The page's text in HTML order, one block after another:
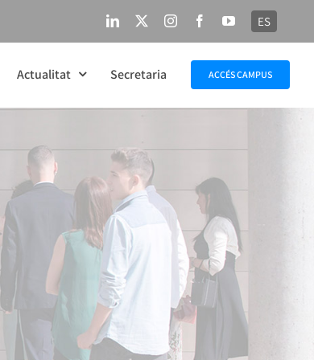
LinkedIn InstagramFacebookYouTube
ES
Actualitat Secretaria ACCÉS CAMPUS